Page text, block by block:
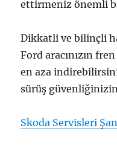
ettirmeniz önemli
Dikkatli ve bilinçli
Ford aracınızın
en aza
sürüş
Skoda Servisleri